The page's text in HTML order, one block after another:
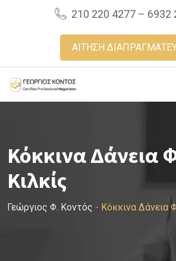
210 220 4277 – 6932
ΑΙΤΗΣΗ
Κόκκινα Δάνεια
Κιλκίς
Γεώργιος Φ. Κοντός - Κόκκινα Δάνεια